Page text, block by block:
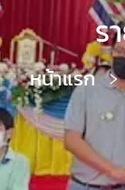
ร
หน้าแรก